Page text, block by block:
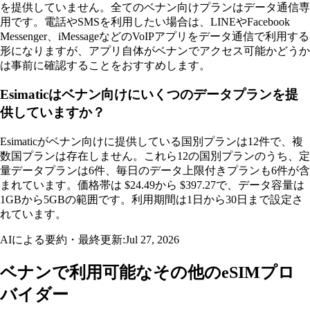
を提供していません。全てのベナン向けプランはデータ通信専
用です。電話やSMSを利用したい場合は、LINEやFacebook
Messenger、iMessageなどのVoIPアプリをデータ通信で利用する
形になりますが、アプリ自体がベナンでアクセス可能かどうか
は事前に確認することをおすすめします。
Esimaticはベナン向けにいくつのデータプランを提
供していますか？
Esimaticがベナン向けに提供している国別プランは12件で、複
数国プランは存在しません。これら12の国別プランのうち、定
量データプランは6件、毎日のデータ上限付きプランも6件が含
まれています。価格帯は $24.49から $397.27で、データ容量は
1GBから5GBの範囲です。利用期間は1日から30日まで設定さ
れています。
AIによる要約・最終更新:Jul 27, 2026
ベナンで利用可能なその他のeSIMプロ
バイダー